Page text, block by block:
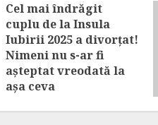
Cel mai îndrăgit
cuplu de la Insula
Iubirii 2025 a divorțat!
Nimeni nu s-ar fi
așteptat vreodată la
așa ceva